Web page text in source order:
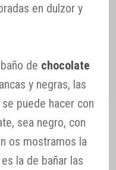
en dulzor y
de chocolate
y negras, las
puede hacer con
sea negro, con
os mostramos la
la de bañar las